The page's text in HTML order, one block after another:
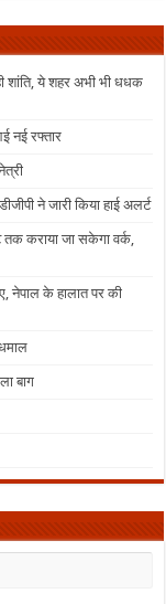
शांति, ये शहर अभी भी धधक
नई रफ्तार
ने जारी किया हाई अलर्ट
कराया जा सकेगा वर्क,
नेपाल के हालात पर की
बाग